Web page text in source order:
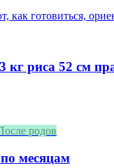
как готовиться,
кг риса 52 см
родов
месяцам